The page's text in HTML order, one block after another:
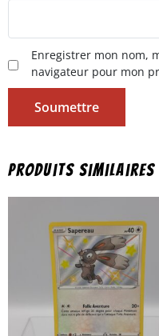
Enregistrer mon nom,
navigateur pour mon
Produits similaires